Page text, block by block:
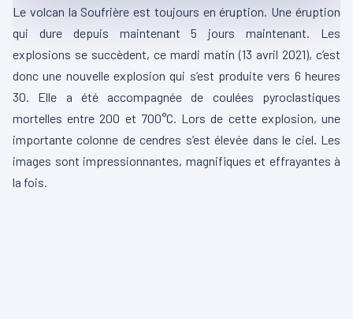
Le volcan la Soufrière est toujours en éruption. Une éruption
qui dure depuis maintenant 5 jours maintenant. Les
explosions se succèdent, ce mardi matin (13 avril 2021), c’est
donc une nouvelle explosion qui s’est produite vers 6 heures
30. Elle a été accompagnée de coulées pyroclastiques
mortelles entre 200 et 700°C. Lors de cette explosion, une
importante colonne de cendres s’est élevée dans le ciel. Les
images sont impressionnantes, magnifiques et effrayantes à
la fois.